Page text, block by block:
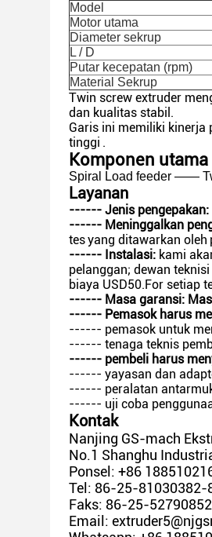
Model
Motor utama
Diameter sekrup
L / D
Putar kecepatan (rpm)
Material Sekrup
Twin screw extruder
dan kualitas stabil.
Garis ini memiliki kinerja
tinggi .
Komponen
Spiral Load feeder ——
Layanan
------ Jenis pengepakan:
------ Meninggalkan
tesyang ditawarkan oleh
------ Instalasi: kami
pelanggan; dewan
biaya USD50.For setiap
------ Masa garansi:
------ Pemasok harus
------ pemasok untuk
------ tenaga teknis
------ pembeli harus
------ yayasan dan
------ peralatan
------ uji coba
Kontak
Nanjing GS-mach
No.1 Shanghu
Ponsel: +86
Tel: 86-25-81030382-
Faks: 86-25-52790852
Email: